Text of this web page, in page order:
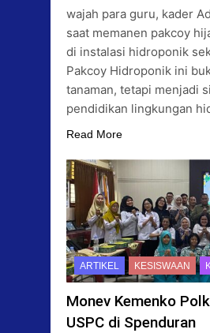
wajah para guru, kader
saat memanen pakcoy
di instalasi hidroponik
Pakcoy Hidroponik ini
tanaman, tetapi menjadi
pendidikan lingkungan
Read More
ARTIKEL KESISWAAN
Monev Kemenko
USPC di Spenduran